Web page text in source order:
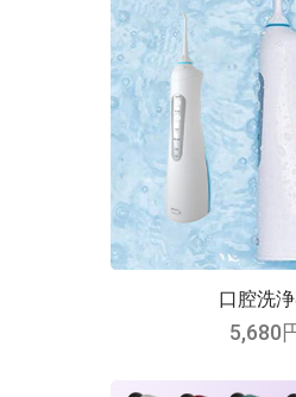
口腔洗
5,680